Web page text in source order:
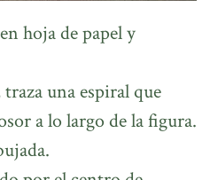
hoja de papel y
una espiral que
a lo largo de la figura.